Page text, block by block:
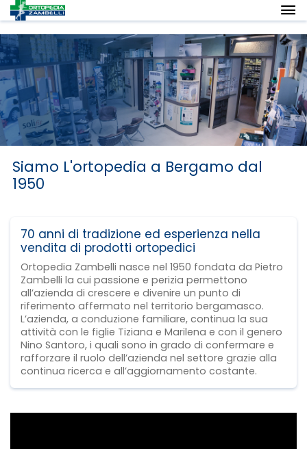
Siamo L'ortopedia a Bergamo dal
1950
70 anni di tradizione ed esperienza nella
vendita di prodotti ortopedici
Ortopedia Zambelli nasce nel 1950 fondata da Pietro
Zambelli la cui passione e perizia permettono
all’azienda di crescere e divenire un punto di
riferimento affermato nel territorio bergamasco.
L’azienda, a conduzione familiare, continua la sua
attività con le figlie Tiziana e Marilena e con il genero
Nino Santoro, i quali sono in grado di confermare e
rafforzare il ruolo dell’azienda nel settore grazie alla
continua ricerca e all’aggiornamento costante.